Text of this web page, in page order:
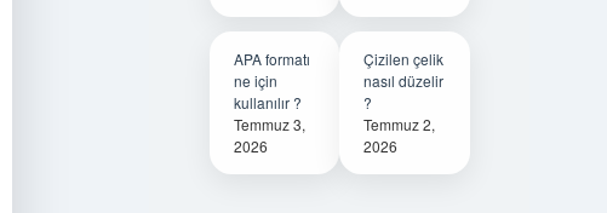
APA formatı
ne için
kullanılır ?
Temmuz 3,
2026
Çizilen çelik
nasıl düzelir
?
Temmuz 2,
2026